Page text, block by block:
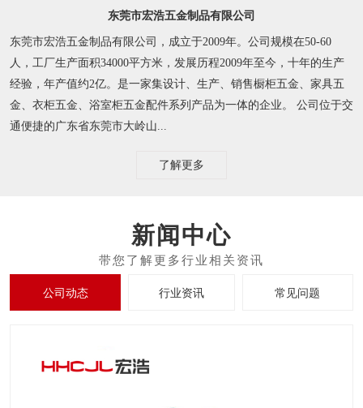
东莞市宏浩五金制品有限公司
东莞市宏浩五金制品有限公司，成立于2009年。公司规模在50-60
人，工厂生产面积34000平方米，发展历程2009年至今，十年的生产
经验，年产值约2亿。是一家集设计、生产、销售橱柜五金、家具五
金、衣柜五金、浴室柜五金配件系列产品为一体的企业。 公司位于交
通便捷的广东省东莞市大岭山...
了解更多
新闻中心
公司动态 行业资讯 常见问题